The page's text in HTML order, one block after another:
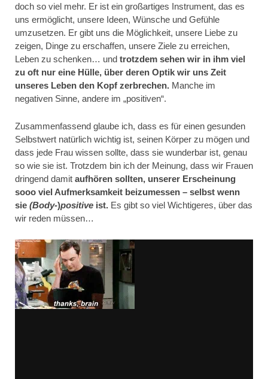
doch so viel mehr. Er ist ein großartiges Instrument, das es
uns ermöglicht, unsere Ideen, Wünsche und Gefühle
umzusetzen. Er gibt uns die Möglichkeit, unsere Liebe zu
zeigen, Dinge zu erschaffen, unsere Ziele zu erreichen,
Leben zu schenken… und trotzdem sehen wir in ihm viel
zu oft nur eine Hülle, über deren Optik wir uns Zeit
unseres Leben den Kopf zerbrechen. Manche im
negativen Sinne, andere im „positiven“.
Zusammenfassend glaube ich, dass es für einen gesunden
Selbstwert natürlich wichtig ist, seinen Körper zu mögen und
dass jede Frau wissen sollte, dass sie wunderbar ist, genau
so wie sie ist. Trotzdem bin ich der Meinung, dass wir Frauen
dringend damit aufhören sollten, unserer Erscheinung
sooo viel Aufmerksamkeit beizumessen – selbst wenn
sie (Body-)positive ist. Es gibt so viel Wichtigeres, über das
wir reden müssen…